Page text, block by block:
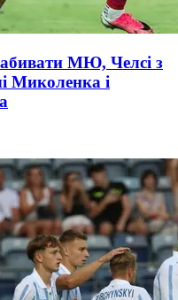
МЮ, Челсі з
Миколенка і